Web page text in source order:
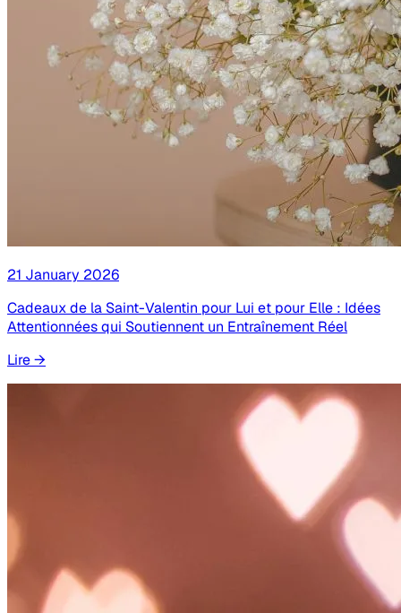
21 January 2026
Cadeaux de la Saint-Valentin pour Lui et pour Elle : Idées
Attentionnées qui Soutiennent un Entraînement Réel
Lire→